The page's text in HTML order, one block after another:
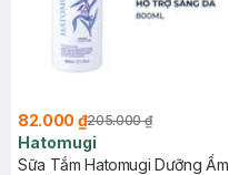
82.000 ₫205.000 ₫
Hatomugi
Sữa Tắm Hatomugi Dưỡng Ẩm